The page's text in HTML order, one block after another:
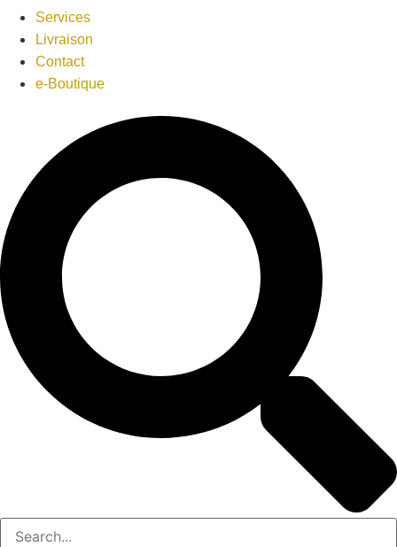
Services
Livraison
Contact
e-Boutique